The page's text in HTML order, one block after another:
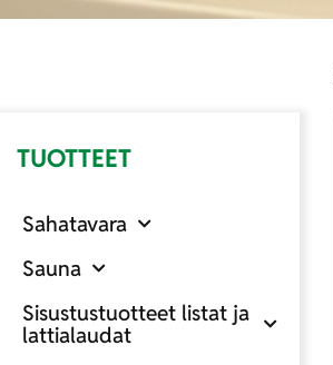
TUOTTEET
Sahatavara
Sauna
Sisustustuotteet listat ja
lattialaudat